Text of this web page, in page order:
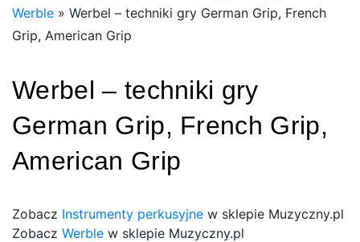
Werble » Werbel – techniki gry German Grip, French
Grip, American Grip
Werbel – techniki gry
German Grip, French Grip,
American Grip
Zobacz Instrumenty perkusyjne w sklepie Muzyczny.pl
Zobacz Werble w sklepie Muzyczny.pl